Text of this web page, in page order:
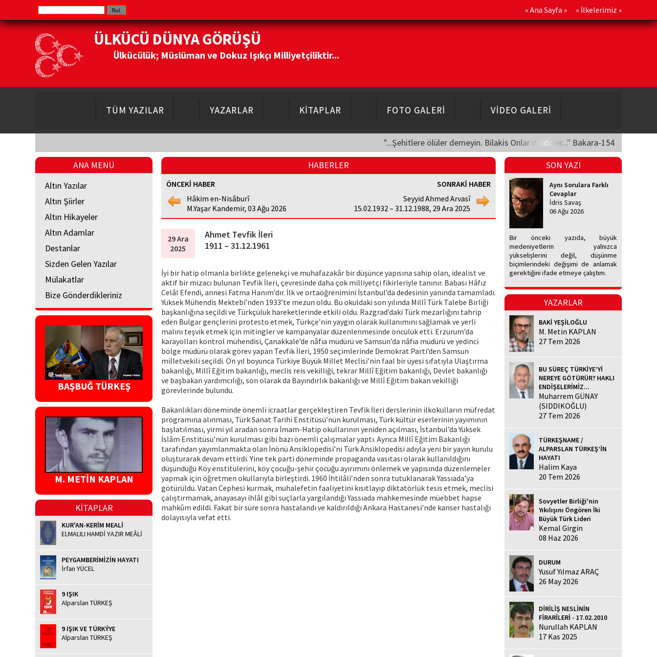
« Ana Sayfa » « İlkelerimiz »
ÜLKÜCÜ DÜNYA GÖRÜŞÜ
Ülkücülük; Müslüman ve Dokuz Işıkçı Milliyetçiliktir...
TÜM YAZILAR YAZARLAR KİTAPLAR FOTO GALERİ VİDEO GALERİ
"...Şehitlere ölüler demeyin. Bilakis Onlar diridirler..." Bakara-154
ANA MENÜ
Altın Yazılar
Altın Şiirler
Altın Hikayeler
Altın Adamlar
Destanlar
Sizden Gelen Yazılar
Mülakatlar
Bize Gönderdikleriniz
BAŞBUĞ TÜRKEŞ
M. METİN KAPLAN
KİTAPLAR
KUR'AN-KERİM MEALİ
ELMALILI HAMDİ YAZIR MEÂLİ
PEYGAMBERİMİZİN HAYATI
İrfan YÜCEL
9 IŞIK
Alparslan TÜRKEŞ
9 IŞIK VE TÜRKÝYE
Alparslan TÜRKEŞ
HABERLER
ÖNCEKİ HABER
Hâkim en-Nisâburî
M.Yaşar Kandemir, 03 Ağu 2026
SONRAKİ HABER
Seyyid Ahmed Arvasî
15.02.1932 – 31.12.1988, 29 Ara 2025
29 Ara
2025
Ahmet Tevfik İleri
1911 – 31.12.1961
İyi bir hatip olmanla birlikte gelenekçi ve muhafazakâr bir düşünce yapısına sahip olan, idealist ve
aktif bir mizacı bulunan Tevfik İleri, çevresinde daha çok milliyetçi fikirleriyle tanınır. Babası Hâfız
Celâl Efendi, annesi Fatma Hanım’dır. İlk ve ortaöğrenimini İstanbul’da dedesinin yanında tamamladı.
Yüksek Mühendis Mektebi’nden 1933’te mezun oldu. Bu okuldaki son yılında Millî Türk Talebe Birliği
başkanlığına seçildi ve Türkçülük hareketlerinde etkili oldu. Razgrad’daki Türk mezarlığını tahrip
eden Bulgar gençlerini protesto etmek, Türkçe’nin yaygın olarak kullanımını sağlamak ve yerli
malını teşvik etmek için mitingler ve kampanyalar düzenlenmesinde öncülük etti. Erzurum’da
karayolları kontrol mühendisi, Çanakkale’de nâfıa müdürü ve Samsun’da nâfıa müdürü ve yedinci
bölge müdürü olarak görev yapan Tevfik İleri, 1950 seçimlerinde Demokrat Parti’den Samsun
milletvekili seçildi. On yıl boyunca Türkiye Büyük Millet Meclisi’nin faal bir üyesi sıfatıyla Ulaştırma
bakanlığı, Millî Eğitim bakanlığı, meclis reis vekilliği, tekrar Millî Eğitim bakanlığı, Devlet bakanlığı
ve başbakan yardımcılığı, son olarak da Bayındırlık bakanlığı ve Millî Eğitim bakan vekilliği
görevlerinde bulundu.
Bakanlıkları döneminde önemli icraatlar gerçekleştiren Tevfik İleri derslerinin ilkokulların müfredat
programına alınması, Türk Sanat Tarihi Enstitüsü’nün kurulması, Türk kültür eserlerinin yayımının
başlatılması, yirmi yıl aradan sonra İmam-Hatip okullarının yeniden açılması, İstanbul’da Yüksek
İslâm Enstitüsü’nün kurulması gibi bazı önemli çalışmalar yaptı. Ayrıca Millî Eğitim Bakanlığı
tarafından yayımlanmakta olan İnönü Ansiklopedisi’ni Türk Ansiklopedisi adıyla yeni bir yayın kurulu
oluşturarak devam ettirdi. Yine tek parti döneminde propaganda vasıtası olarak kullanıldığını
düşündüğü Köy enstitülerini, köy çocuğu-şehir çocuğu ayırımını önlemek ve yapısında düzenlemeler
yapmak için öğretmen okullarıyla birleştirdi. 1960 İhtilâli’nden sonra tutuklanarak Yassıada’ya
götürüldü. Vatan Cephesi kurmak, muhalefetin faaliyetini kısıtlayıp diktatörlük tesis etmek, meclisi
çalıştırmamak, anayasayı ihlâl gibi suçlarla yargılandığı Yassıada mahkemesinde müebbet hapse
mahkûm edildi. Fakat bir süre sonra hastalandı ve kaldırıldığı Ankara Hastanesi’nde kanser hastalığı
dolayısıyla vefat etti.
SON YAZI
Aynı Sorulara Farklı
Cevaplar
İdris Savaş
06 Ağu 2026
Bir önceki yazıda, büyük
medeniyetlerin yalnızca
yükselişlerini değil, düşünme
biçimlerindeki değişimi de anlamak
gerektiğini ifade etmeye çalıştım.
YAZARLAR
BAKİ YEŞİLOĞLU
M. Metin KAPLAN
27 Tem 2026
BU SÜREÇ TÜRKİYE’Yİ
NEREYE GÖTÜRÜR? HAKLI
ENDİŞELERİMİZ...
Muharrem GÜNAY
(SIDDIKOĞLU)
27 Tem 2026
TÜRKEŞNAME /
ALPARSLAN TÜRKEŞ’İN
HAYATI
Halim Kaya
20 Tem 2026
Sovyetler Birliği'nin
Yıkılışını Öngören İki
Büyük Türk Lideri
Kemal Girgin
08 Haz 2026
DURUM
Yusuf Yılmaz ARAÇ
26 May 2026
DİRİLİŞ NESLİNİN
FİRARÎLERİ - 17.02.2010
Nurullah KAPLAN
17 Kas 2025